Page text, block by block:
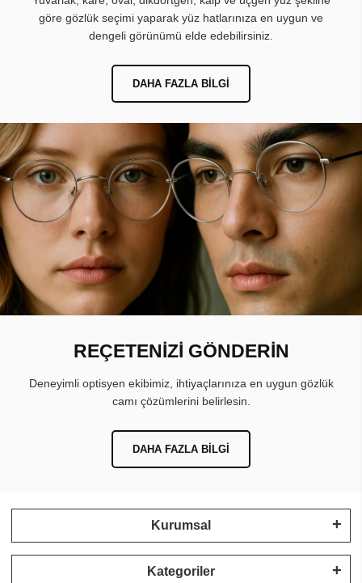
göre gözlük seçimi yaparak yüz hatlarınıza en uygun ve
dengeli görünümü elde edebilirsiniz.
DAHA FAZLA BILGI
REÇETENİZİ GÖNDERİN
Deneyimli optisyen ekibimiz, ihtiyaçlarınıza en uygun gözlük
camı çözümlerini belirlesin.
DAHA FAZLA BILGI
Kurumsal
Kategoriler